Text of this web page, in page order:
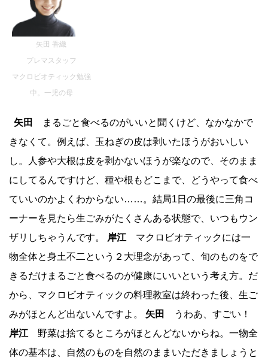
矢田 香織
プレマスタッフ
マクロビオティック勉強
中。一児の母
矢田
まるごと食べるのがいいと聞くけど、なかなかで
きなくて。例えば、玉ねぎの皮は剥いたほうがおいしい
し。人参や大根は皮を剥かないほうが楽なので、そのまま
にしてるんですけど、種や根もどこまで、どうやって食べ
ていいのかよくわからない……。結局1日の最後に三角コ
ーナーを見たら生ごみがたくさんある状態で、いつもウン
ザリしちゃうんです。
岸江 マクロビオティックには一
物全体と身土不二という２大理念があって、旬のものをで
きるだけまるごと食べるのが健康にいいという考え方。だ
から、マクロビオティックの料理教室は終わった後、生ご
みがほとんど出ないんですよ。 矢田
うわあ、すごい！
岸江 野菜は捨てるところがほとんどないからね。一物全
体の基本は、自然のものを自然のままいただきましょうと